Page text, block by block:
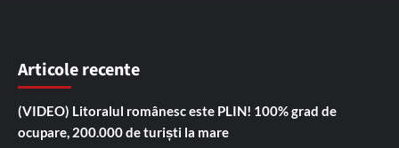
Articole recente
(VIDEO) Litoralul românesc este PLIN! 100% grad de
ocupare, 200.000 de turiști la mare